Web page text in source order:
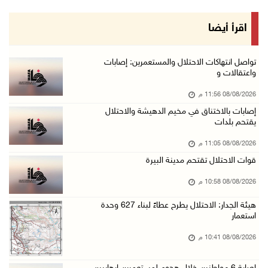
الاحتلال ينصب حواجز طيارة في محيط مخيم طولكرم ...
مستعمرون يهاجمون قرية أبو فلاح
مستعمرون يقتحمون بلدة بيت عور التحتا وقرية جل ...
08/آب/2026 06:39 م
الجامعة العربية الأمريكية تختتم فعاليات تخريج ...
اقرأ أيضا
تواصل انتهاكات الاحتلال والمستعمرين: إصابات
واعتقالات و
08/08/2026 11:56 م
إصابات بالاختناق في مخيم الدهيشة والاحتلال
يقتحم بلدات
08/08/2026 11:05 م
قوات الاحتلال تقتحم مدينة البيرة
08/08/2026 10:58 م
هيئة الجدار: الاحتلال يطرح عطاءً لبناء 627 وحدة
استعمار
08/08/2026 10:41 م